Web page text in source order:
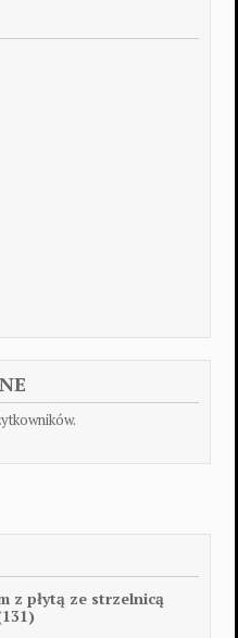
z płytą ze strzelnicą